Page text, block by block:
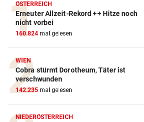
ÖSTERREICH
Erneuter Allzeit-Rekord ++ Hitze noch
nicht vorbei
160.824 mal gelesen
WIEN
Cobra stürmt Dorotheum, Täter ist
verschwunden
142.235 mal gelesen
NIEDERÖSTERREICH